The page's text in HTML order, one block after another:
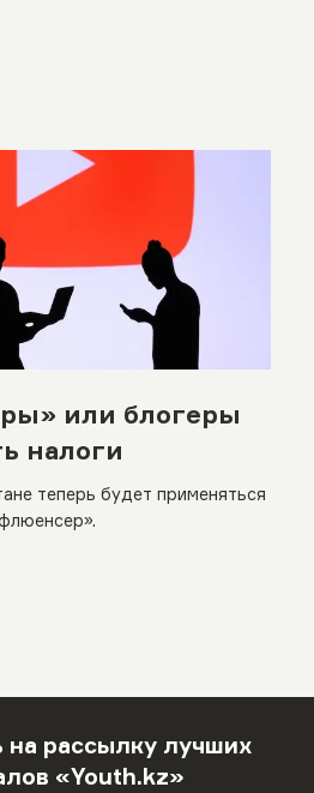
или блогеры
налоги
теперь будет применяться
рассылку лучших
«Youth.kz»